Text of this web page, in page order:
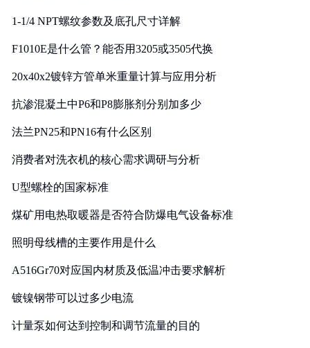
1-1/4 NPT螺纹参数及底孔尺寸详解
F1010E是什么管？能否用3205或3505代换
20x40x2镀锌方管单米重量计算与应用分析
抗渗混凝土中P6和P8膨胀剂分别加多少
法兰PN25和PN16有什么区别
消费者对洗衣机的核心需求调研与分析
U型螺栓的国家标准
煤矿用电热取暖器是否符合防爆电气设备标准
照明母线槽的主要作用是什么
A516Gr70对应国内材质及低温冲击要求解析
镀镍钢带可以过多少电流
计量泵如何达到控制和调节流量的目的